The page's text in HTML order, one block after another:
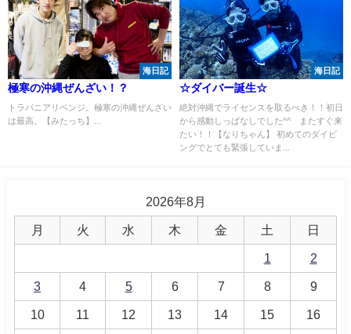
海日記
極寒の沖縄ぜんざい！？
トラパニアリベンジ。極寒の沖縄ぜんざい
は最高。【みたっち】...
海日記
☆ダイバー誕生☆
絶対沖縄でライセンスを取るべき！！初日
から感動しっぱなしでした^^ またすぐ来
たい！！【なりちゃん】 初めてのダイビ
ングでとても緊張していま...
2026年8月
月 火 水 木 金 土 日
1 2
3 4 5 6 7 8 9
10 11 12 13 14 15 16